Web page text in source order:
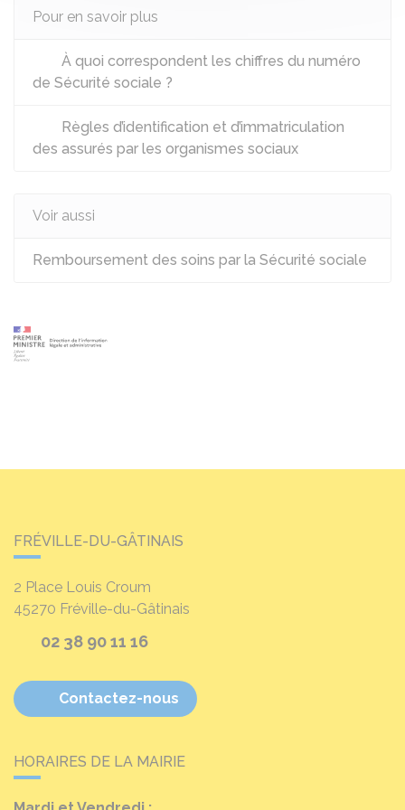
Pour en savoir plus
À quoi correspondent les chiffres du numéro
de Sécurité sociale ?
Règles d’identification et d’immatriculation
des assurés par les organismes sociaux
Voir aussi
Remboursement des soins par la Sécurité sociale
FRÉVILLE-DU-GÂTINAIS
2 Place Louis Croum
45270 Fréville-du-Gâtinais
02 38 90 11 16
Contactez-nous
HORAIRES DE LA MAIRIE